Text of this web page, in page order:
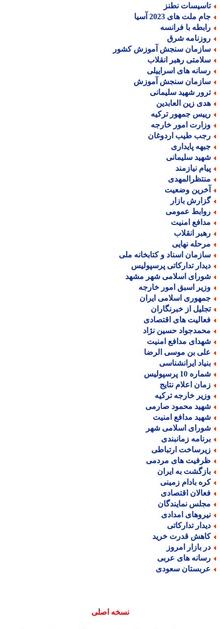
نطنز
ملت های 2023 آسیا
با فرانسه
شرق
سنجش آموزش کشور
رهبر انقلاب
های اسراییلی
سنجش آموزش
شهید سلیمانی
زین العابدین
جمهور ترکیه
امور خارجه
طیب اردوغان
پایداری
سلیمانی
نیازمند
وضعیت
بازار
عمومی
امنیت
انقلاب
نهایی
اسناد و کتابخانه ملی
تدارکاتی پرسپولیس
اسلامی شهر مشهد
اسبق امور خارجه
اسلامی ایران
از خبرنگاران
های اقتصادی
حسین نژاد
مدافع امنیت
بن موسی الرضا
ایرانشناسی
10 پرسپولیس
اعلام نتایج
خارجه ترکیه
محمود صارمی
مدافع امنیت
اسلامی شهر
زمانبندی
ارتباطی
های مردمی
به ایران
بادام زمینی
اقتصادی
نمایندگان
امدادی
تدارکاتی
قدرت خرید
بازار امروز
های عربی
سعودی
نسخه اصلی